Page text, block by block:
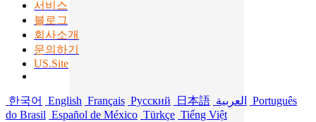
서비스
블로그
회사소개
문의하기
US.Site
한국어 English Français Русский 日本語 العربية
Português
do Brasil Español de México Türkçe Tiếng Việt